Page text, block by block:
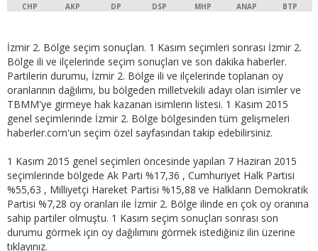
CHP AKP DP DSP MHP ANAP BTP
İzmir 2. Bölge seçim sonuçları. 1 Kasım seçimleri sonrası İzmir 2.
Bölge ili ve ilçelerinde seçim sonuçları ve son dakika haberler.
Partilerin durumu, İzmir 2. Bölge ili ve ilçelerinde toplanan oy
oranlarının dağılımı, bu bölgeden milletvekili adayı olan isimler ve
TBMM'ye girmeye hak kazanan isimlerin listesi. 1 Kasım 2015
genel seçimlerinde İzmir 2. Bölge bölgesinden tüm gelişmeleri
haberler.com'un seçim özel sayfasından takip edebilirsiniz.
1 Kasım 2015 genel seçimleri öncesinde yapılan 7 Haziran 2015
seçimlerinde bölgede Ak Parti %17,36 , Cumhuriyet Halk Partisi
%55,63 , Milliyetçi Hareket Partisi %15,88 ve Halkların Demokratik
Partisi %7,28 oy oranları ile İzmir 2. Bölge ilinde en çok oy oranına
sahip partiler olmuştu. 1 Kasım seçim sonuçları sonrası son
durumu görmek için oy dağılımını görmek istediğiniz ilin üzerine
tıklayınız.